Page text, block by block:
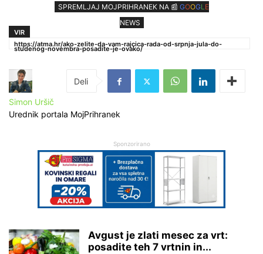
SPREMLJAJ MOJPRIHRANEK NA 📰 GOOGLE
NEWS
VIR
https://atma.hr/ako-zelite-da-vam-rajcica-rada-od-srpnja-jula-do-
studenog-novembra-posadite-je-ovako/
Simon Uršič
Urednik portala MojPrihranek
Sponzorirano
Avgust je zlati mesec za vrt:
posadite teh 7 vrtnin in...